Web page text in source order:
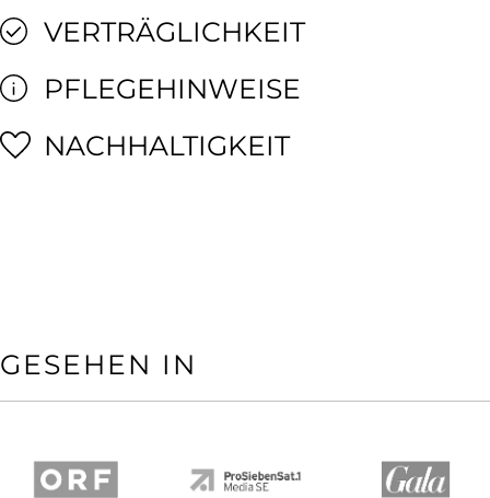
VERTRÄGLICHKEIT
PFLEGEHINWEISE
NACHHALTIGKEIT
GESEHEN IN